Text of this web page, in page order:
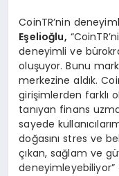
CoinTR’nin
Eşelioğlu,
deneyimli ve
oluşuyor. Bunu
merkezine aldık.
girişimlerden farklı
tanıyan finans
sayede
doğasını stres ve
çıkan, sağlam ve